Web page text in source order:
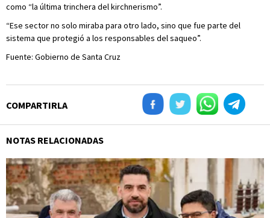
como “la última trinchera del kirchnerismo”.
“Ese sector no solo miraba para otro lado, sino que fue parte del
sistema que protegió a los responsables del saqueo”.
Fuente: Gobierno de Santa Cruz
COMPARTIRLA
NOTAS RELACIONADAS